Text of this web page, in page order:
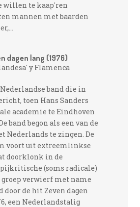
willen te kaap'ren
mannen met baarden
dagen lang (1976)
y Flamenca
band die in
toen Hans Sanders
academie te Eindhoven
band begon als een van de
Nederlands te zingen. De
voort uit extreemlinkse
doorklonk in de
(soms radicale)
groep verwierf met name
door de hit Zeven dagen
een Nederlandstalig